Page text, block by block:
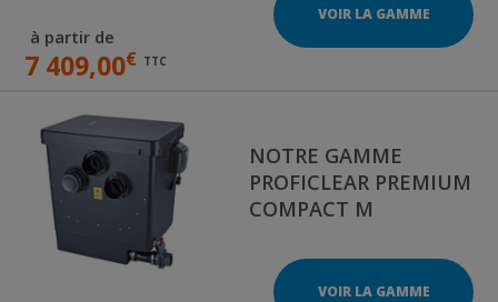
à partir de
7 409,00€ TTC
VOIR LA GAMME
NOTRE GAMME
PROFICLEAR PREMIUM
COMPACT M
VOIR LA GAMME